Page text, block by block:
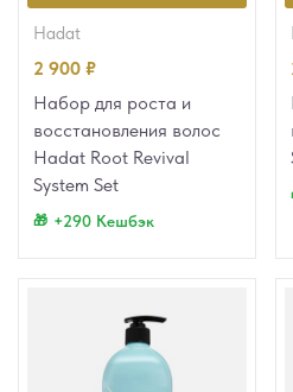
hadat
2 900 ₽
Набор для роста и
восстановления волос
Hadat Root Revival
System Set
+290 Кешбэк